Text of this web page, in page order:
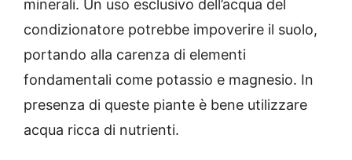
minerali. Un uso esclusivo dell’acqua del
condizionatore potrebbe impoverire il suolo,
portando alla carenza di elementi
fondamentali come potassio e magnesio. In
presenza di queste piante è bene utilizzare
acqua ricca di nutrienti.